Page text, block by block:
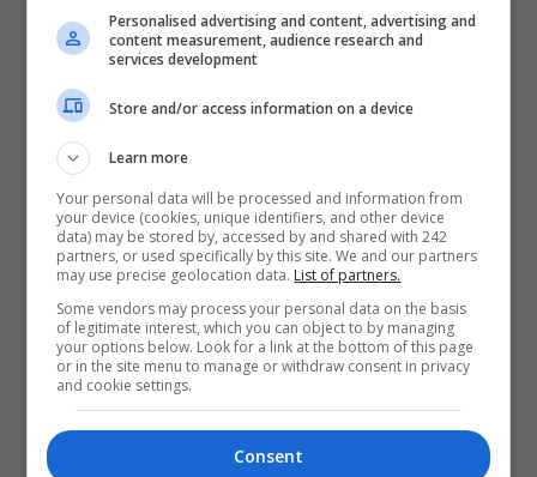
Personalised advertising and content, advertising and
content measurement, audience research and
services development
Store and/or access information on a device
Learn more
Your personal data will be processed and information from
your device (cookies, unique identifiers, and other device
data) may be stored by, accessed by and shared with 242
partners, or used specifically by this site. We and our partners
may use precise geolocation data. List of partners.
Some vendors may process your personal data on the basis
of legitimate interest, which you can object to by managing
your options below. Look for a link at the bottom of this page
or in the site menu to manage or withdraw consent in privacy
and cookie settings.
Consent